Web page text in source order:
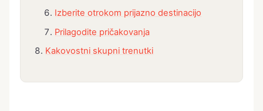
Izberite otrokom prijazno destinacijo
Prilagodite pričakovanja
Kakovostni skupni trenutki